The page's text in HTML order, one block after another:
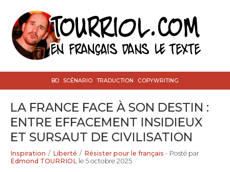
BD SCÉNARIO TRADUCTION COPYWRITING
LA FRANCE FACE À SON DESTIN :
ENTRE EFFACEMENT INSIDIEUX
ET SURSAUT DE CIVILISATION
Inspiration / Liberté / Résister pour le français - Posté par
Edmond TOURRIOL le 5 octobre 2025